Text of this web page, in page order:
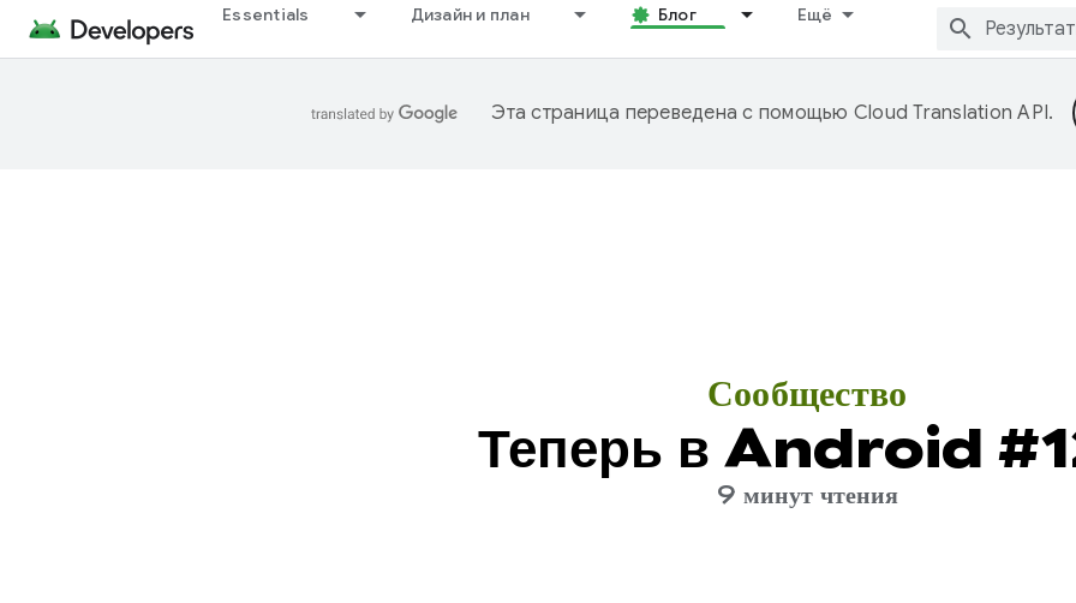
Essentials Дизайн и план Блог Ещё
Эта страница переведена с помощью Cloud Translation API.
Сообщество
Теперь в Android
9 минут чтения